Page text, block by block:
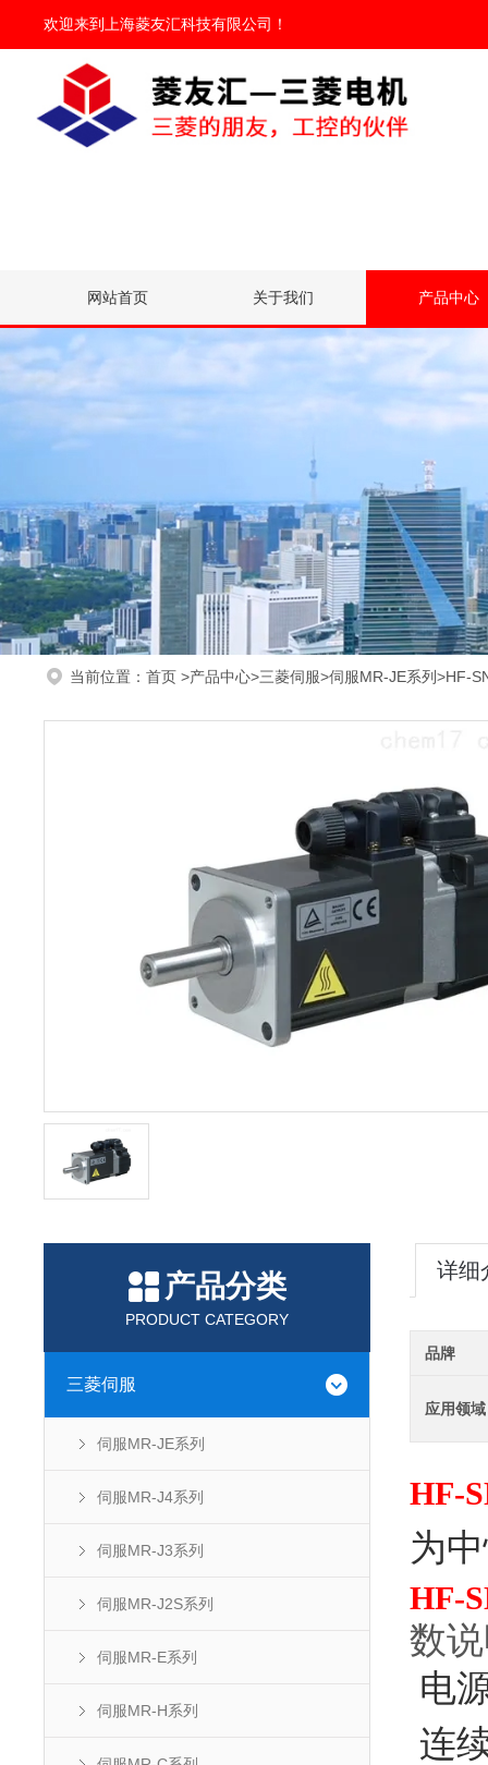
欢迎来到 上海菱友汇科技有限公司 ！
网站首页 关于我们 产品中心
当前位置： 首页 >产品中心>三菱伺服>伺服MR-JE系列>HF-
产品分类
PRODUCT CATEGORY
三菱伺服
伺服MR-JE系列
伺服MR-J4系列
伺服MR-J3系列
伺服MR-J2S系列
伺服MR-E系列
伺服MR-H系列
详细
品牌
应用领域
HF-
为
HF-
数
电
连